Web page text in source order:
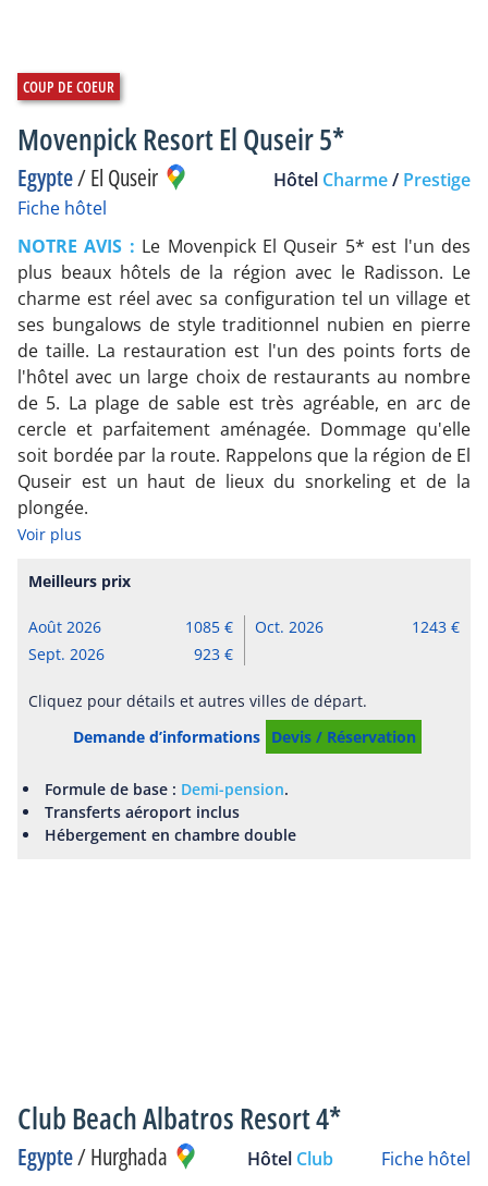
Movenpick Resort El Quseir 5*
Egypte/El Quseir Hôtel Charme/ Prestige
Fiche hôtel
NOTRE AVIS : Le Movenpick El Quseir 5* est l'un des
plus beaux hôtels de la région avec le Radisson. Le
charme est réel avec sa configuration tel un village et
ses bungalows de style traditionnel nubien en pierre
de taille. La restauration est l'un des points forts de
l'hôtel avec un large choix de restaurants au nombre
de 5. La plage de sable est très agréable, en arc de
cercle et parfaitement aménagée. Dommage qu'elle
soit bordée par la route. Rappelons que la région de El
Quseir est un haut de lieux du snorkeling et de la
plongée.
Voir plus
Demande d’informations Devis / Réservation
Meilleurs prix
Août 2026
1085
Sept. 2026
923
Oct. 2026 1243
Cliquez pour détails et autres villes de départ.
Formule de base : Demi-pension.
Transferts aéroport inclus
Hébergement en chambre double
Club Beach Albatros Resort 4*
Egypte/Hurghada Hôtel Club
Fiche hôtel